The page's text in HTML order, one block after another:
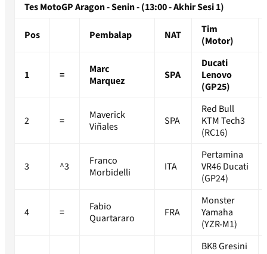
Tes MotoGP Aragon - Senin - (13:00 - Akhir Sesi 1)
Pos Pembalap NAT
Tim
(Motor)
1 =
Marc
Marquez
SPA
Ducati
Lenovo
(GP25)
2 =
Maverick
Viñales
SPA
Red Bull
KTM Tech3
(RC16)
3 ^3
Franco
Morbidelli
ITA
Pertamina
VR46 Ducati
(GP24)
4 =
Fabio
Quartararo
FRA
Monster
Yamaha
(YZR-M1)
BK8 Gresini